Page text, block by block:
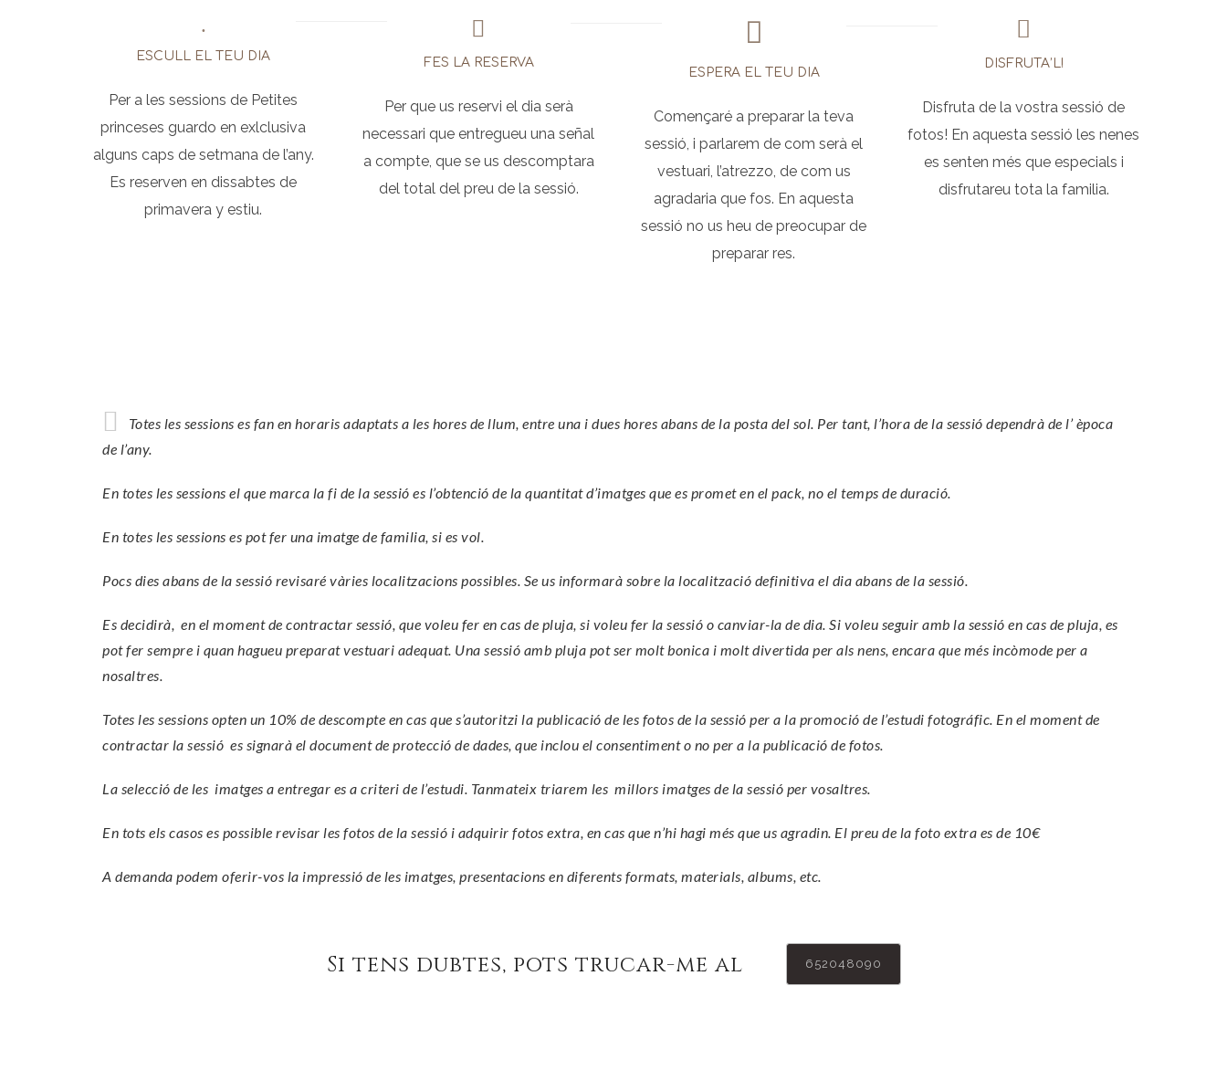
ESCULL EL TEU DIA
Per a les sessions de Petites
princeses guardo en exlclusiva
alguns caps de setmana de l’any.
Es reserven en dissabtes de
primavera y estiu.
FES LA RESERVA
Per que us reservi el dia serà
necessari que entregueu una señal
a compte, que se us descomptara
del total del preu de la sessió.
ESPERA EL TEU DIA
Començaré a preparar la teva
sessió, i parlarem de com serà el
vestuari, l’atrezzo, de com us
agradaria que fos. En aquesta
sessió no us heu de preocupar de
preparar res.
DISFRUTA’L!
Disfruta de la vostra sessió de
fotos! En aquesta sessió les nenes
es senten més que especials i
disfrutareu tota la familia.
Totes les sessions es fan en horaris adaptats a les hores de llum, entre una i dues hores abans de la posta del sol. Per tant, l’hora de la sessió dependrà de l’ època
de l’any.
En totes les sessions el que marca la fi de la sessió es l’obtenció de la quantitat d’imatges que es promet en el pack, no el temps de duració.
En totes les sessions es pot fer una imatge de familia, si es vol.
Pocs dies abans de la sessió revisaré vàries localitzacions possibles. Se us informarà sobre la localització definitiva el dia abans de la sessió.
Es decidirà, en el moment de contractar sessió, que voleu fer en cas de pluja, si voleu fer la sessió o canviar-la de dia. Si voleu seguir amb la sessió en cas de pluja, es
pot fer sempre i quan hagueu preparat vestuari adequat. Una sessió amb pluja pot ser molt bonica i molt divertida per als nens, encara que més incòmode per a
nosaltres.
Totes les sessions opten un 10% de descompte en cas que s’autoritzi la publicació de les fotos de la sessió per a la promoció de l’estudi fotográfic. En el moment de
contractar la sessió es signarà el document de protecció de dades, que inclou el consentiment o no per a la publicació de fotos.
La selecció de les imatges a entregar es a criteri de l’estudi. Tanmateix triarem les millors imatges de la sessió per vosaltres.
En tots els casos es possible revisar les fotos de la sessió i adquirir fotos extra, en cas que n’hi hagi més que us agradin. El preu de la foto extra es de 10€
A demanda podem oferir-vos la impressió de les imatges, presentacions en diferents formats, materials, albums, etc.
Si tens dubtes, pots trucar-me al 652048090